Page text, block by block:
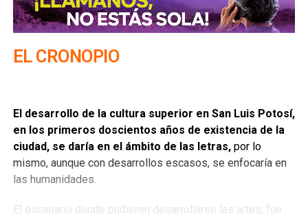
EL CRONOPIO
El desarrollo de la cultura superior en San Luis Potosí,
en los primeros doscientos años de existencia de la
ciudad, se daría en el ámbito de las letras,por lo
mismo, aunque con desarrollos escasos, se enfocaría en
las humanidades.
El escenario donde pudieron desarrollarse las artes, fue